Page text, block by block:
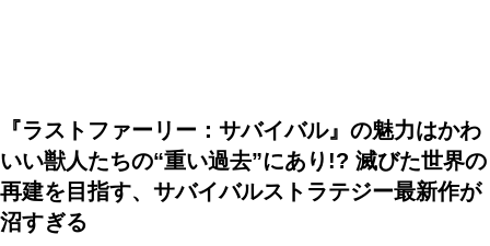
『ラストファーリー：サバイバル』の魅力はかわ
いい獣人たちの“重い過去”にあり!? 滅びた世界の
再建を目指す、サバイバルストラテジー最新作が
沼すぎる